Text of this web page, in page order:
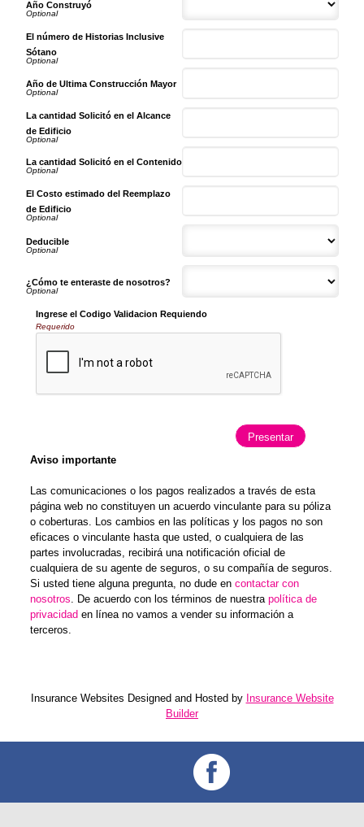
Año Construyó
El número de Historias Inclusive
Sótano
Año de Ultima Construcción Mayor
La cantidad Solicitó en el Alcance
de Edificio
La cantidad Solicitó en el Contenido
El Costo estimado del Reemplazo
de Edificio
Deducible
¿Cómo te enteraste de nosotros?
Ingrese el Codigo Validacion Requiendo
Requerido
Aviso importante
Las comunicaciones o los pagos realizados a través de esta
página web no constituyen un acuerdo vinculante para su póliza
o coberturas. Los cambios en las políticas y los pagos no son
eficaces o vinculante hasta que usted, o cualquiera de las
partes involucradas, recibirá una notificación oficial de
cualquiera de su agente de seguros, o su compañía de seguros.
Si usted tiene alguna pregunta, no dude en contactar con
nosotros. De acuerdo con los términos de nuestra política de
privacidad en línea no vamos a vender su información a
terceros.
Insurance Websites Designed and Hosted by Insurance Website
Builder